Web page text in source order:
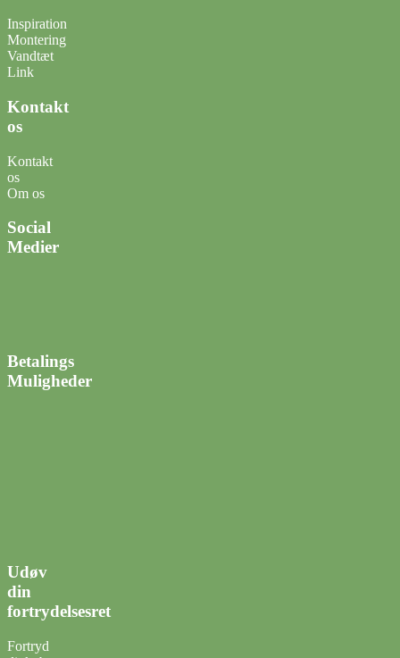
Inspiration
Montering
Vandtæt
Link
Kontakt
os
Kontakt
os
Om os
Social
Medier
Betalings
Muligheder
Udøv
din
fortrydelsesret
Fortryd